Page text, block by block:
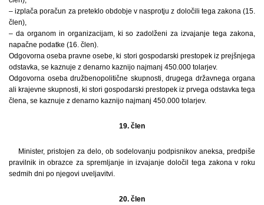
– izplača poračun za preteklo obdobje v nasprotju z določili tega zakona (15.
člen),
– da organom in organizacijam, ki so zadolženi za izvajanje tega zakona,
napačne podatke (16. člen).
Odgovorna oseba pravne osebe, ki stori gospodarski prestopek iz prejšnjega
odstavka, se kaznuje z denarno kaznijo najmanj 450.000 tolarjev.
Odgovorna oseba družbenopolitične skupnosti, drugega državnega organa
ali krajevne skupnosti, ki stori gospodarski prestopek iz prvega odstavka tega
člena, se kaznuje z denarno kaznijo najmanj 450.000 tolarjev.
19. člen
Minister, pristojen za delo, ob sodelovanju podpisnikov aneksa, predpiše
pravilnik in obrazce za spremljanje in izvajanje določil tega zakona v roku
sedmih dni po njegovi uveljavitvi.
20. člen